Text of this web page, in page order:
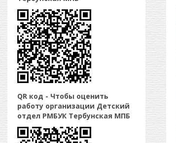
QR код - Чтобы оценить
работу организации Детский
отдел РМБУК Тербунская МПБ